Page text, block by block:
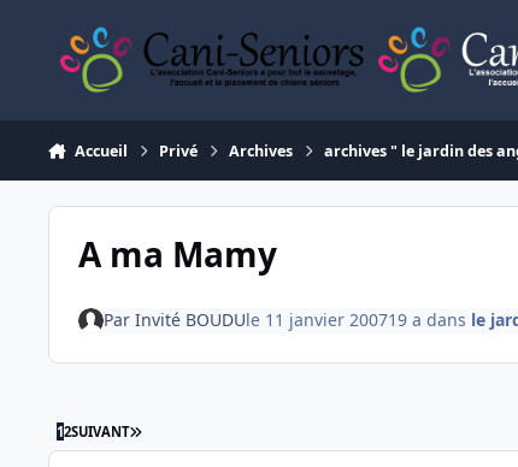
Accueil Privé Archives archives " le jardin des
A ma Mamy
Par Invité BOUDUle 11 janvier 200719 a dans le
12SUIVANT DERNIÈRE PAGE